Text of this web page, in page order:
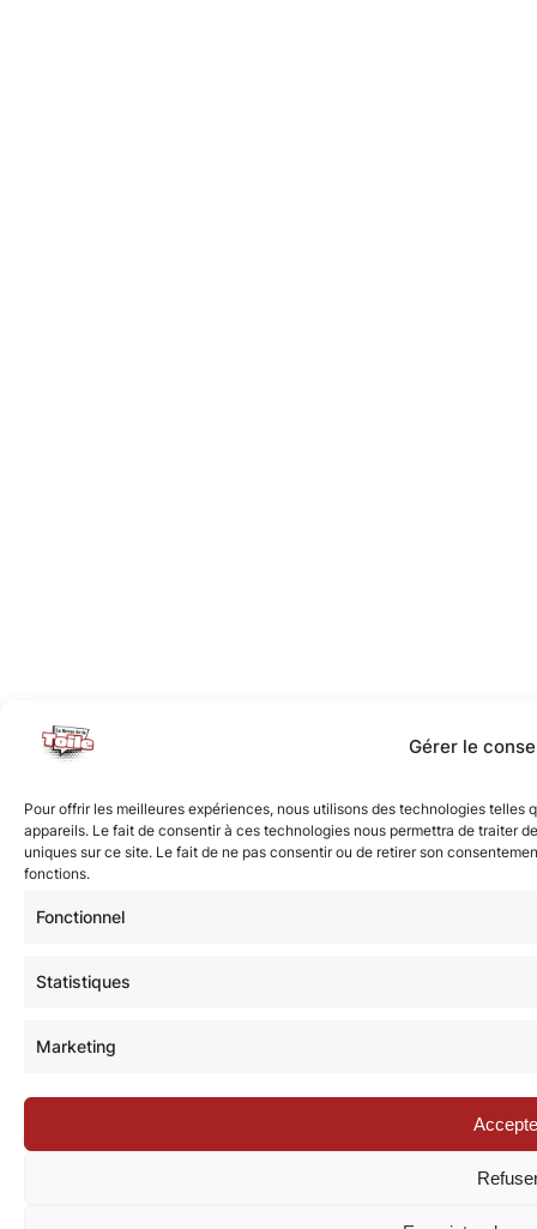
Gérer le
Pour offrir les meilleures expériences, nous utilisons des technologies
appareils. Le fait de consentir à ces technologies nous permettra de traiter
uniques sur ce site. Le fait de ne pas consentir ou de retirer son
fonctions.
Fonctionnel
Statistiques
Marketing